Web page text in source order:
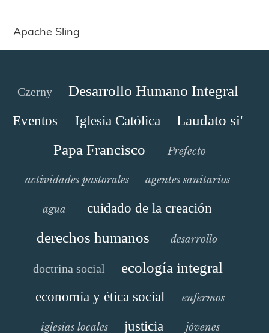
Apache Sling
Czerny Desarrollo Humano Integral
Eventos Iglesia Católica
Laudato si'
Papa Francisco
Prefecto
actividades pastorales agentes sanitarios
agua cuidado de la creación
derechos humanos desarrollo
doctrina social ecología integral
economía y ética social enfermos
iglesias locales justicia jóvenes